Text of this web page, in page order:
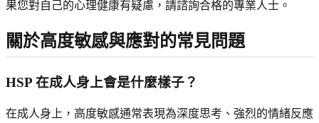
果您對自己的心理健康有疑慮，請諮詢合格的專業人士。
關於高度敏感與應對的常見問題
HSP 在成人身上會是什麼樣子？
在成人身上，高度敏感通常表現為深度思考、強烈的情緒反應